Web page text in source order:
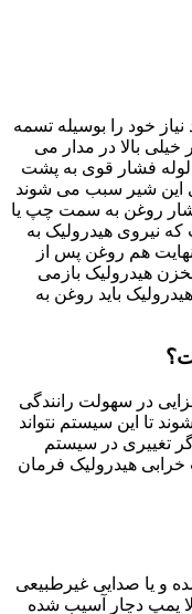
خود را بوسیله تسمه
بالا در مدار می
فشار قوی به پشت
این شیر سبب می شوند
روغن به سمت چپ یا
نیروی هیدرولیک به
هم روغن پس از
هیدرولیک بازمی
باید روغن به
در سهولت رانندگی
تا این سیستم نتواند
تغییری در سیستم
هیدرولیک فرمان
و یا صدایی غیرطبیعی
پمپ دچار آسیب شده